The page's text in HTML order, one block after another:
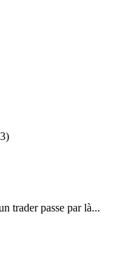
trader passe par là...